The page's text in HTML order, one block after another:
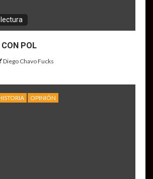
POL
Diego Chavo Fucks
OPINIÓN